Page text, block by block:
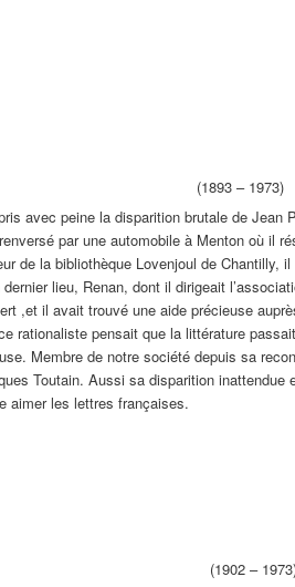
– 1973)
avec peine la disparition brutale de Jean
par une automobile à Menton où il
de la bibliothèque Lovenjoul de Chantilly,
lieu, Renan, dont il dirigeait
,et il avait trouvé une aide précieuse
rationaliste pensait que la littérature
Membre de notre société depuis sa
Toutain. Aussi sa disparition
aimer les lettres françaises.
–